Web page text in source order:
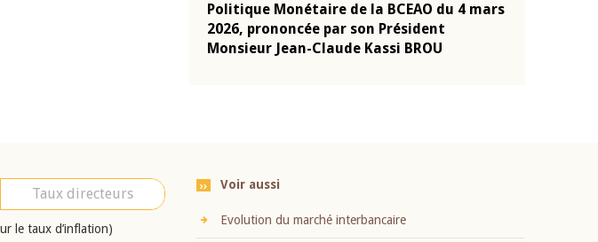
Politique Monétaire de la BCEAO du 4 mars
2026, prononcée par son Président
Monsieur Jean-Claude Kassi BROU
Taux directeurs
le taux d’inflation)
Voir aussi
Evolution du marché interbancaire